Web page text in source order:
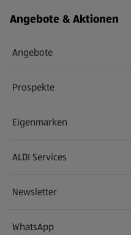
Fußzeilenmenü - weitere Links
Angebote & Aktionen
Angebote
Prospekte
Eigenmarken
ALDI Services
Newsletter
WhatsApp